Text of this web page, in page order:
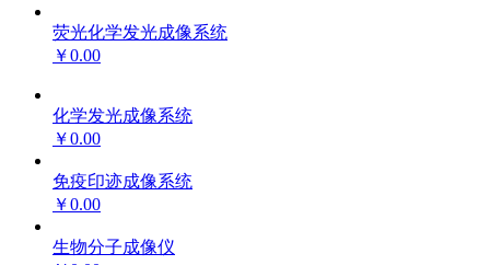
荧光化学发光成像系统
￥0.00
化学发光成像系统
￥0.00
免疫印迹成像系统
￥0.00
生物分子成像仪